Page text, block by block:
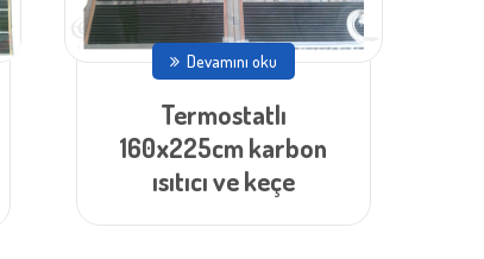
Devamını oku
Termostatlı
160x225cm karbon
ısıtıcı ve keçe